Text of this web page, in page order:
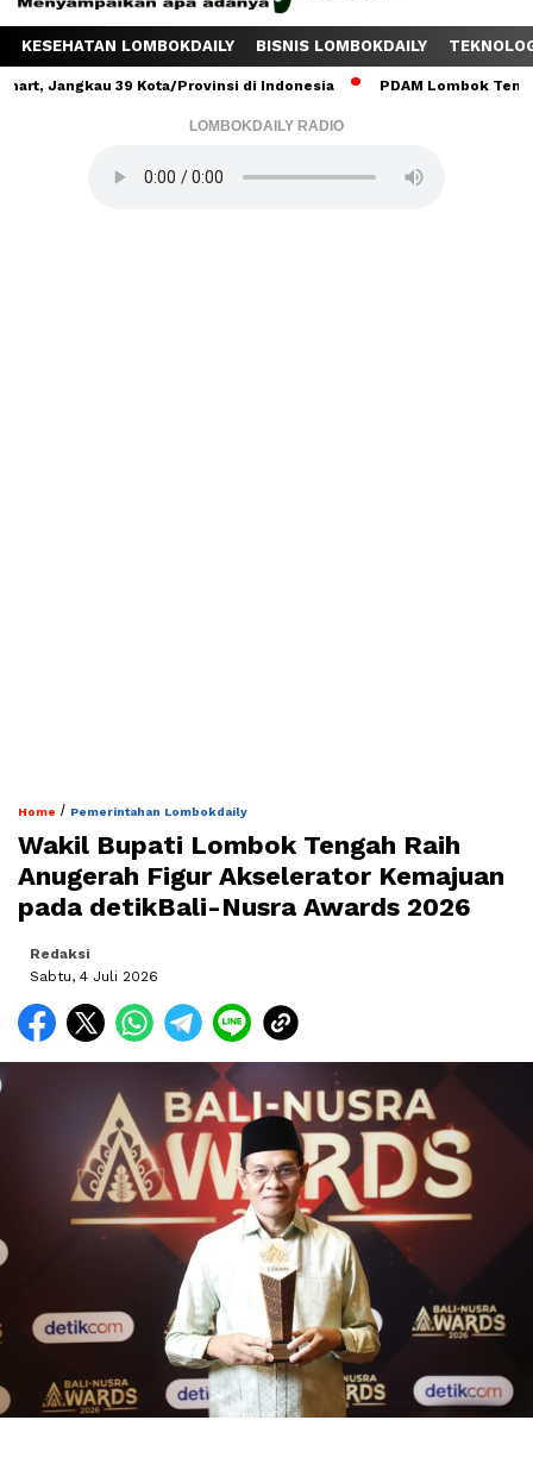
KESEHATAN LOMBOKDAILY BISNIS LOMBOKDAILY
39 Kota/Provinsi di Indonesia PDAM Lombok Tengah
LOMBOKDAILY RADIO
Home / Pemerintahan Lombokdaily
Wakil Bupati Lombok Tengah Raih
Anugerah Figur Akselerator Kemajuan
pada detikBali-Nusra Awards 2026
Redaksi
Sabtu, 4 Juli 2026